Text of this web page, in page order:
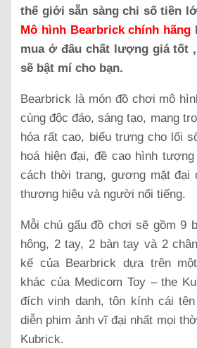
thế giới sẵn sàng chi số tiền
Mô hình Bearbrick chính hãng
mua ở đâu chất lượng giá tốt
sẽ bật mí cho bạn.
Bearbrick là món đồ chơi mô
cùng độc đáo, sáng tạo, mang
hóa rất cao, biểu trưng cho lối
hoá hiện đại, đề cao hình tượng
cách thời trang, gương mặt đại
thương hiệu và người nổi tiếng.
Mỗi chú gấu đồ chơi sẽ gồm 9
hông, 2 tay, 2 bàn tay và 2
kế của Bearbrick dựa trên
khác của Medicom Toy – the
đích vinh danh, tôn kính cái
diễn phim ảnh vĩ đại nhất mọi
Kubrick.